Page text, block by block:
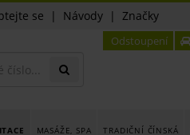
se | Návody | Značky
Odstoupení
MASÁŽE, SPA
TRADIČNÍ ČÍNSKÁ